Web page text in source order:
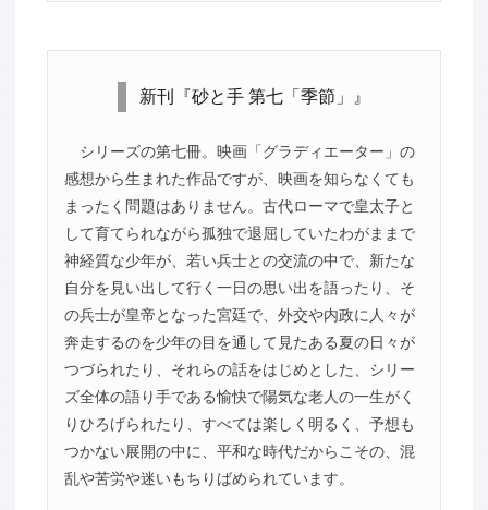
新刊『砂と手 第七「季節」』
シリーズの第七冊。映画「グラディエーター」の
感想から生まれた作品ですが、映画を知らなくても
まったく問題はありません。古代ローマで皇太子と
して育てられながら孤独で退屈していたわがままで
神経質な少年が、若い兵士との交流の中で、新たな
自分を見い出して行く一日の思い出を語ったり、そ
の兵士が皇帝となった宮廷で、外交や内政に人々が
奔走するのを少年の目を通して見たある夏の日々が
つづられたり、それらの話をはじめとした、シリー
ズ全体の語り手である愉快で陽気な老人の一生がく
りひろげられたり、すべては楽しく明るく、予想も
つかない展開の中に、平和な時代だからこその、混
乱や苦労や迷いもちりばめられています。